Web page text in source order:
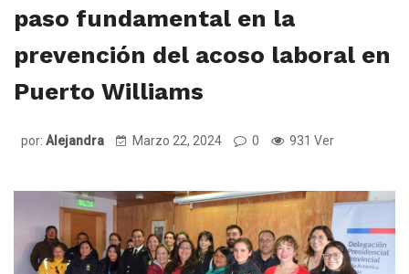
paso fundamental en la
prevención del acoso laboral en
Puerto Williams
por: Alejandra Marzo 22, 2024 0 931 Ver